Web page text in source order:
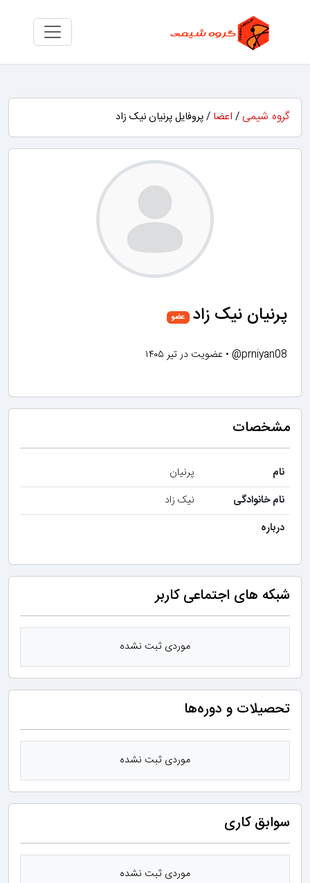
گروه شیمی / اعضا / پروفایل پرنیان نیک زاد
پرنیان نیک زاد عضو
@prniyan08
• عضویت در تیر ۱۴۰۵
مشخصات
نام
پرنیان
نام خانوادگی
نیک زاد
درباره
شبکه های اجتماعی کاربر
موردی ثبت نشده
تحصیلات و دوره‌ها
موردی ثبت نشده
سوابق کاری
موردی ثبت نشده